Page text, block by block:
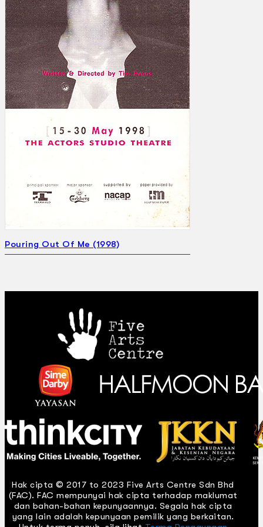
Gelintar
×
Pouring Out Of Me (1998)
Hak cipta © 2017 to 2023 Five Arts Centre Sdn Bhd
(FAC). FAC mempunyai hak cipta terhadap maklumat
dan bahan-bahan kepunyaannya. Segala hak cipta
yang lain adalah kepunyaan pemilik yang berkaitan.